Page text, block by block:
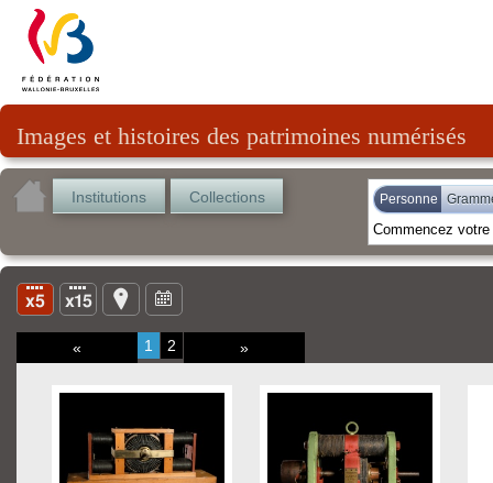
Images et histoires des patrimoines numérisés
Institutions Collections Personne
« 1 2 »